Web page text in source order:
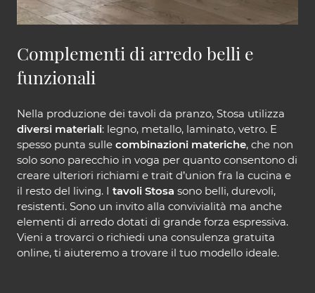
Complementi di arredo belli e
funzionali
Nella produzione dei tavoli da pranzo, Stosa utilizza
diversi materiali: legno, metallo, laminato, vetro. E
spesso punta sulle combinazioni materiche, che non
solo sono parecchio in voga per quanto consentono di
creare ulteriori richiami e trait d’union fra la cucina e
il resto del living. I tavoli Stosa sono belli, durevoli,
resistenti. Sono un invito alla convivialità ma anche
elementi di arredo dotati di grande forza espressiva.
Vieni a trovarci o richiedi una consulenza gratuita
online, ti aiuteremo a trovare il tuo modello ideale.